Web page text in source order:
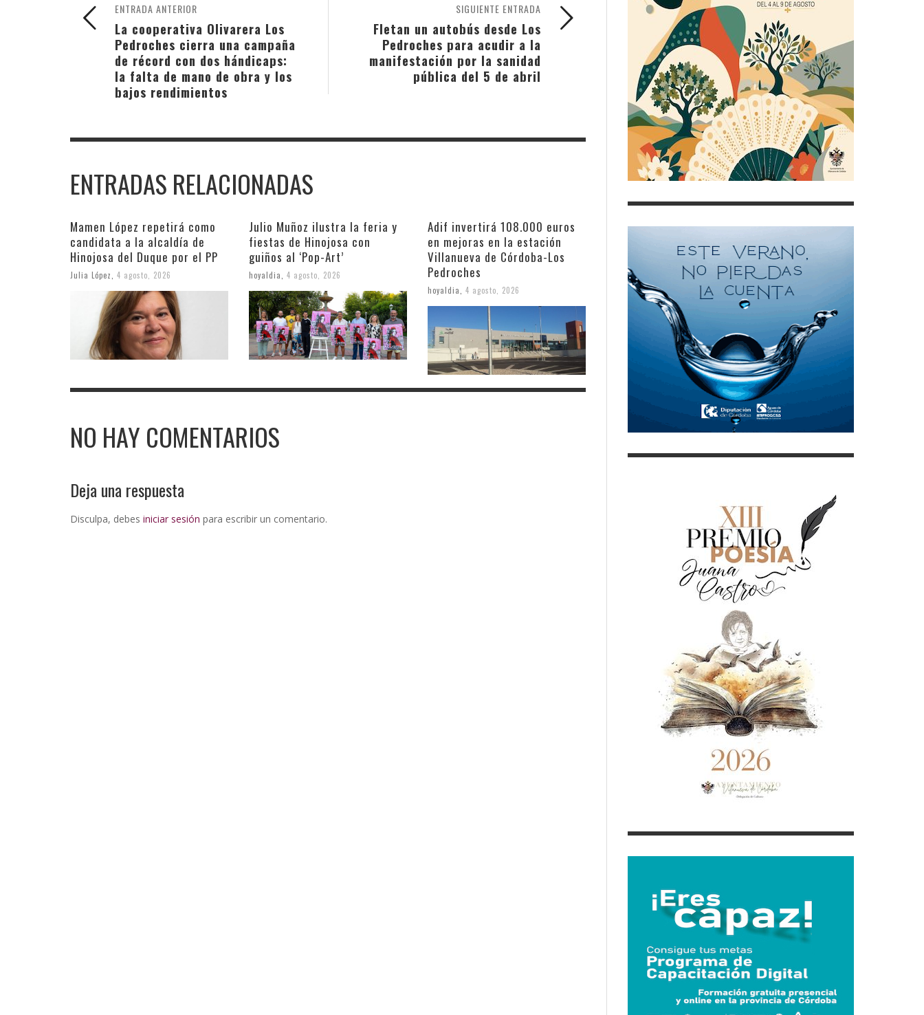
SIGUIENTE ENTRADA
Fletan un autobús desde Los
Pedroches para acudir a la
manifestación por la sanidad
pública del 5 de abril
ENTRADA ANTERIOR
La cooperativa Olivarera Los
Pedroches cierra una campaña
de récord con dos hándicaps:
la falta de mano de obra y los
bajos rendimientos
ENTRADAS RELACIONADAS
Mamen López repetirá como
candidata a la alcaldía de
Hinojosa del Duque por el PP
Julia López 4 agosto, 2026
Julio Muñoz ilustra la feria y
fiestas de Hinojosa con
guiños al ‘Pop-Art’
hoyaldia 4 agosto, 2026
Adif invertirá 108.000 euros
en mejoras en la estación
Villanueva de Córdoba-Los
Pedroches
hoyaldia 4 agosto, 2026
NO HAY COMENTARIOS
Deja una respuesta
Disculpa, debes iniciar sesión para escribir un comentario.